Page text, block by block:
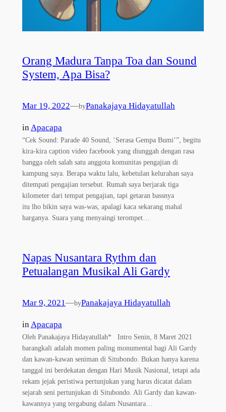
Orang Madura Tanpa Toa dan Sound
System, Apa Bisa?
Mar 19, 2022—byPanakajaya Hidayatullah
inApacapa
“Cek Sound: Parade 40 Sound, ‘Serasa Gempa Bumi’”, begitu
kira-kira caption video facebook yang diunggah dengan rasa
bangga oleh salah satu anggota komunitas pengajian di
kampung saya. Berapa waktu lalu, kebetulan kelurahan saya
ditempati pengajian tersebut. Rumah saya berjarak tiga
kilometer dari tempat pengajian, tapi getaran bassnya
itu lho bikin saya was-was, apalagi kaca sekarang mahal
harganya. Suara yang menyaingi terompet…
Napas Nusantara Rythm dan
Petualangan Musikal Ali Gardy
Mar 9, 2021—byPanakajaya Hidayatullah
inApacapa
Oleh Panakajaya Hidayatullah* Intro Senin, 8 Maret 2021
barangkali adalah momen paling monumental bagi Ali Gardy
dan kawan-kawan seniman di Situbondo. Bukan hanya karena
tanggal ini berdekatan dengan Hari Musik Nasional, tetapi ada
rekam jejak peristiwa pertunjukan yang harus dicatat dalam
sejarah seni pertunjukan di Situbondo. Ali Gardy dan kawan-
kawannya yang tergabung dalam Nusantara…